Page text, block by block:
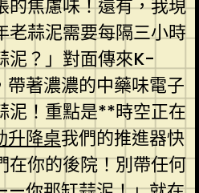
的焦慮味！還有，我現
老蒜泥需要每隔三小時
泥？」對面傳來K-
著濃濃的中藥味電子
泥！重點是**時空正在
升降桌我們的推進器快
在你的後院！別帶任何